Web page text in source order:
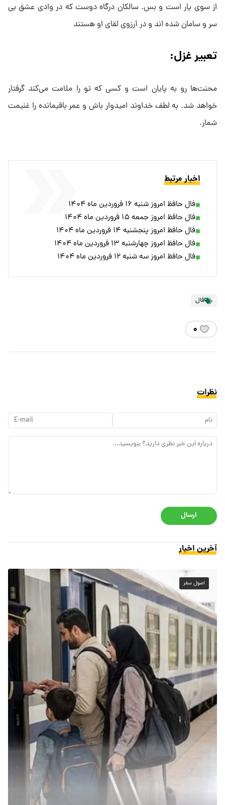
از سوی یار است و بس. سالکان درگاه دوست که در وادی عشق بی
سر و سامان شده اند و در آرزوی لقای او هستند
تعبیر غزل:
محنت‌ها رو به پایان است و کسی که تو را ملامت می‌کند گرفتار
خواهد شد. به لطف خداوند امیدوار باش و عمر باقیمانده را غنیمت
شمار.
اخبار مرتبط
فال حافظ امروز شنبه ۱۶ فروردین ماه ۱۴۰۴
فال حافظ امروز جمعه ۱۵ فروردین ماه ۱۴۰۴
فال حافظ امروز پنجشنبه ۱۴ فروردین ماه ۱۴۰۴
فال حافظ امروز چهارشنبه ۱۳ فروردین ماه ۱۴۰۴
فال حافظ امروز سه شنبه ۱۲ فروردین ماه ۱۴۰۴
فال
۰
نظرات
ارسال
آخرین اخبار
اصول سفر